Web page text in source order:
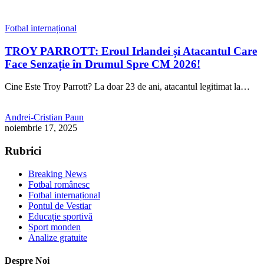
Fotbal internațional
TROY PARROTT: Eroul Irlandei și Atacantul Care
Face Senzație în Drumul Spre CM 2026!
Cine Este Troy Parrott? La doar 23 de ani, atacantul legitimat la…
Andrei-Cristian Paun
noiembrie 17, 2025
Rubrici
Breaking News
Fotbal românesc
Fotbal internațional
Pontul de Vestiar
Educație sportivă
Sport monden
Analize gratuite
Despre Noi